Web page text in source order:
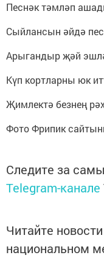
Песнәк тәмләп
Сыйлансын әйдә
Арыгандыр җәй
Күп кортларны юк
Җимлектә безнең
Фото Фрипик
Следите за
Telegram-канале
Читайте
национальном